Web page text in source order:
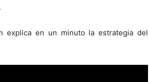
explica en un minuto la estrategia del